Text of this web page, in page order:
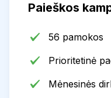
Paieškos
56 pamokos
Prioritetinė
Mėnesinės